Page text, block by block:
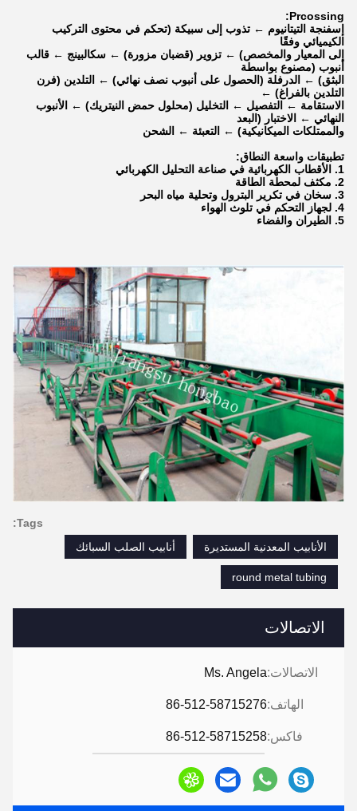
الاتصالات
الاتصالات:Ms. Angela
الهاتف:86-512-58715276
فاكس:86-512-58715258
Prcossing:
إسفنجة التيتانيوم ← تذوب إلى سبيكة (تحكم في محتوى التركيب
الكيميائي وفقًا
إلى المعيار والمخصص) ← تزوير (قضبان مزورة) ← سكالبينج ← قالب
أنبوب (مصنوع بواسطة
البثق) ← الدرفلة (الحصول على أنبوب نصف نهائي) ← التلدين (فرن
التلدين بالفراغ) ←
الاستقامة ← التفصيل ← التخليل (محلول حمض النيتريك) ← الأنبوب
النهائي ← الاختبار (البعد
والممتلكات الميكانيكية) ← التعبئة ← الشحن
تطبيقات واسعة النطاق:
1. الأقطاب الكهربائية في صناعة التحليل الكهربائي
2. مكثف لمحطة الطاقة
3. سخان في تكرير البترول وتحلية مياه البحر
4. لجهاز التحكم في تلوث الهواء
5. الطيران والفضاء
Tags:
الأنابيب المعدنية المستديرة
أنابيب الصلب السبائك
round metal tubing